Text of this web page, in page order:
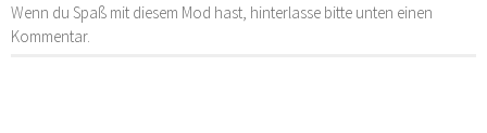
Wenn du Spaß mit diesem Mod hast, hinterlasse bitte unten einen
Kommentar.